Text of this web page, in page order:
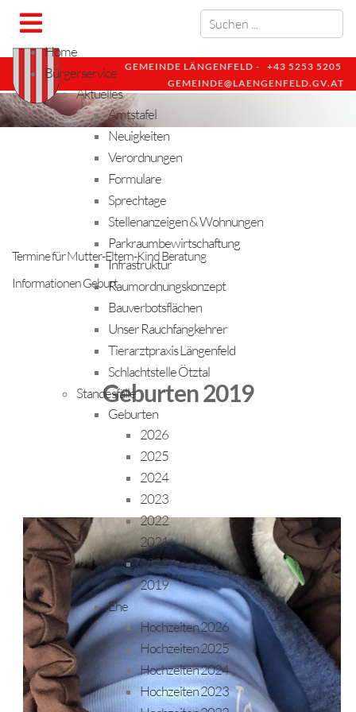
GEMEINDE LÄNGENFELD - +43 5253 5205
GEMEINDE@LAENGENFELD.GV.AT
Home
Bürgerservice
Aktuelles
Amtstafel
Neuigkeiten
Verordnungen
Formulare
Sprechtage
Stellenanzeigen & Wohnungen
Parkraumbewirtschaftung
Infrastruktur
Raumordnungskonzept
Bauverbotsflächen
Unser Rauchfangkehrer
Tierarztpraxis Längenfeld
Schlachtstelle Ötztal
Standesfälle
Geburten
2026
2025
2024
2023
2022
2021
2020
2019
Ehe
Hochzeiten 2026
Hochzeiten 2025
Hochzeiten 2024
Hochzeiten 2023
Termine für Mutter-Eltern-Kind Beratung
Informationen Geburt
Geburten 2019